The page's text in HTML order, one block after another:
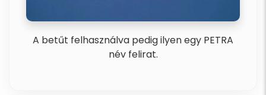
A betűt felhasználva pedig ilyen egy PETRA
név felirat.